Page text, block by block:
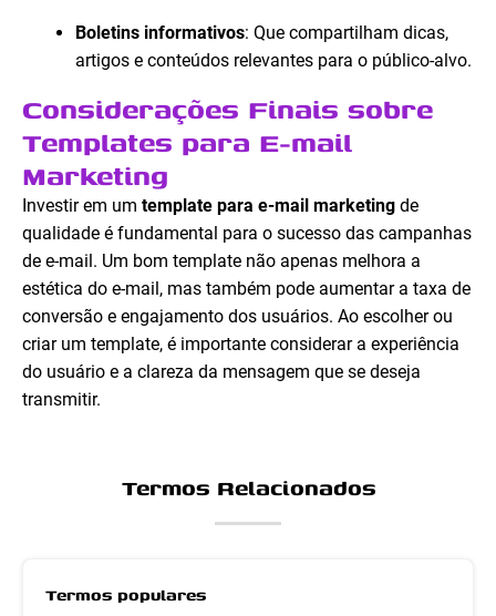
Boletins informativos: Que compartilham dicas,
artigos e conteúdos relevantes para o público-alvo.
Considerações Finais sobre
Templates para E-mail
Marketing
Investir em um template para e-mail marketing de
qualidade é fundamental para o sucesso das campanhas
de e-mail. Um bom template não apenas melhora a
estética do e-mail, mas também pode aumentar a taxa de
conversão e engajamento dos usuários. Ao escolher ou
criar um template, é importante considerar a experiência
do usuário e a clareza da mensagem que se deseja
transmitir.
Termos Relacionados
Termos populares